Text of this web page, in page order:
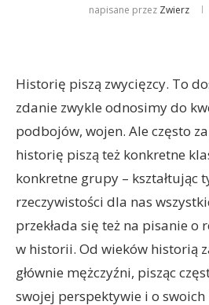
napisane przez Zwierz
Historię piszą zwycięzcy. To
zdanie zwykle odnosimy do
podbojów, wojen. Ale często
historię piszą też konkretne
konkretne grupy – kształtując
rzeczywistości dla nas
przekłada się też na pisanie o
w historii. Od wieków historią
głównie mężczyźni, pisząc
swojej perspektywie i o